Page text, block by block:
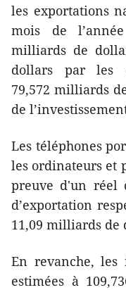
les exportations
mois de
milliards de
dollars par les
79,572 milliards
de
​Les téléphones
​les ordinateurs ​et
preuve d'un réel
d’exportation
11,09 milliards de
En revanche, les
estimées à